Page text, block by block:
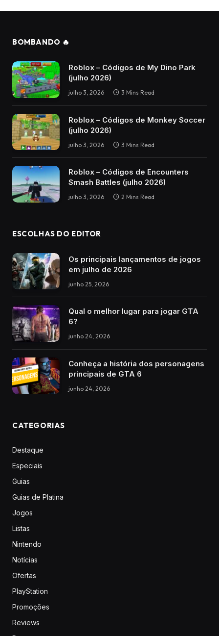
BOMBANDO 🔥
Roblox – Códigos de My Dino Park
(julho 2026)
julho 3, 2026 3 Mins Read
Roblox – Códigos de Monkey Soccer
(julho 2026)
julho 3, 2026 3 Mins Read
Roblox – Códigos de Encounters
Smash Battles (julho 2026)
julho 3, 2026 2 Mins Read
ESCOLHAS DO EDITOR
Os principais lançamentos de jogos
em julho de 2026
junho 25, 2026
Qual o melhor lugar para jogar GTA
6?
junho 24, 2026
Conheça a história dos personagens
principais de GTA 6
junho 24, 2026
CATEGORIAS
Destaque
Especiais
Guias
Guias de Platina
Jogos
Listas
Nintendo
Notícias
Ofertas
PlayStation
Promoções
Reviews